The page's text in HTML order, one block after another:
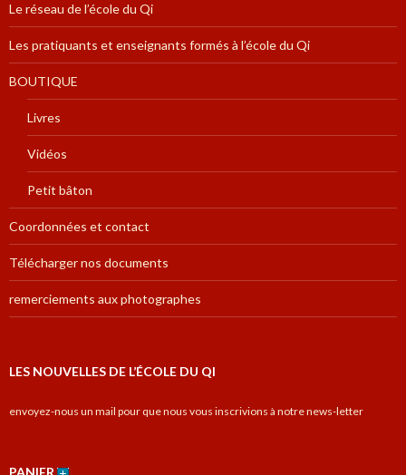
Le réseau de l’école du Qi
Les pratiquants et enseignants formés à l’école du Qi
BOUTIQUE
Livres
Vidéos
Petit bâton
Coordonnées et contact
Télécharger nos documents
remerciements aux photographes
LES NOUVELLES DE L’ÉCOLE DU QI
envoyez-nous un mail pour que nous vous inscrivions à notre news-letter